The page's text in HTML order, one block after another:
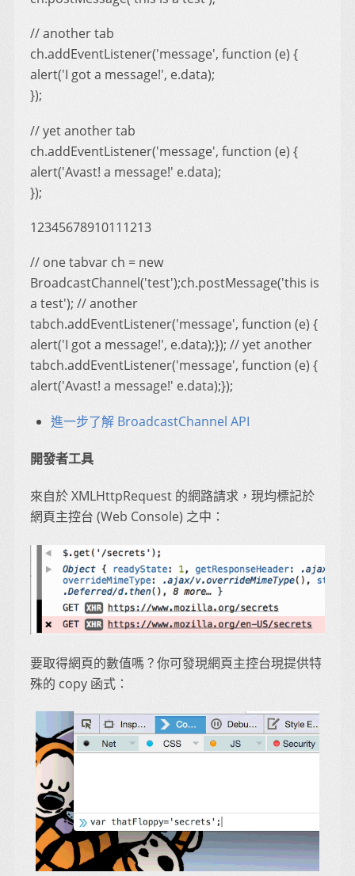
// another tab
ch.addEventListener('message', function (e) {
alert('I got a message!', e.data);
});
// yet another tab
ch.addEventListener('message', function (e) {
alert('Avast! a message!' e.data);
});
12345678910111213
// one tabvar ch = new
BroadcastChannel('test');ch.postMessage('this is
a test'); // another
tabch.addEventListener('message', function (e) {
alert('I got a message!', e.data);}); // yet another
tabch.addEventListener('message', function (e) {
alert('Avast! a message!' e.data);});
進一步了解 BroadcastChannel API
開發者工具
來自於 XMLHttpRequest 的網路請求，現均標記於
網頁主控台 (Web Console) 之中：
要取得網頁的數值嗎？你可發現網頁主控台現提供特
殊的 copy 函式：